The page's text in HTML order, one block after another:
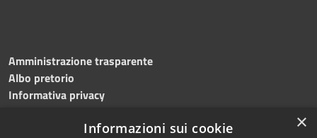
Amministrazione trasparente
Albo pretorio
Informativa privacy
Dichiarazione di accessibilità Meccanismo di feedback ×
Informazioni sui cookie